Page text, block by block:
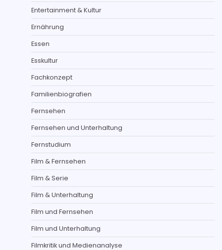
Entertainment & Kultur
Ernährung
Essen
Esskultur
Fachkonzept
Familienbiografien
Fernsehen
Fernsehen und Unterhaltung
Fernstudium
Film & Fernsehen
Film & Serie
Film & Unterhaltung
Film und Fernsehen
Film und Unterhaltung
Filmkritik und Medienanalyse